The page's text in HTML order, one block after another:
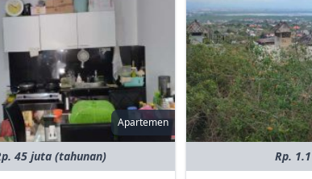
Apartemen
45 juta (tahunan) Rp.